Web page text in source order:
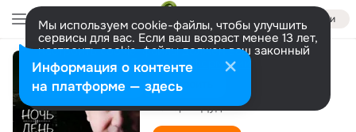
Войти
Мы используем cookie-файлы, чтобы улучшить
сервисы для вас. Если ваш возраст менее 13 лет,
настроить cookie-файлы должен ваш законный
представитель. Больше информации
Разрешить все Настроить
Это любовь!
Валерий Дудин
Информация о контенте
на платформе — здесь